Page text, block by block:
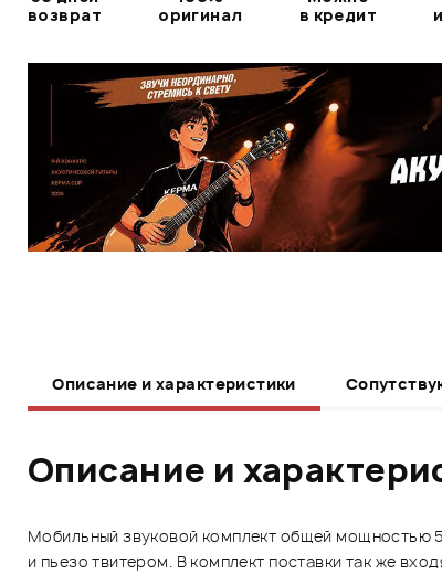
возврат
оригинал
в кредит
Описание и характеристики
Описание и
Мобильный звуковой комплект общей мощностью
и пьезо твитером. В комплект поставки так же